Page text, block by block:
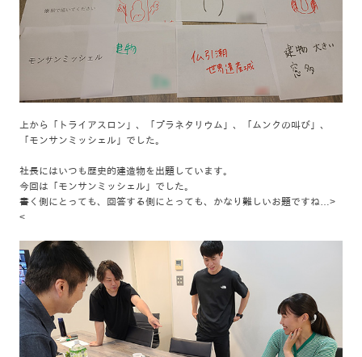
上から「トライアスロン」、「プラネタリウム」、「ムンクの叫び」、
「モンサンミッシェル」でした。
社長にはいつも歴史的建造物を出題しています。
今回は「モンサンミッシェル」でした。
書く側にとっても、回答する側にとっても、かなり難しいお題ですね…>
<